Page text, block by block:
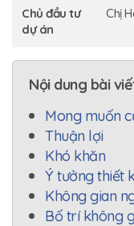
Chủ đầu tư
dự án
Chị
Nội dung bài
Mong muốn
Thuận lợi
Khó khăn
Ý tưởng thiết
Không gian
Bố trí không